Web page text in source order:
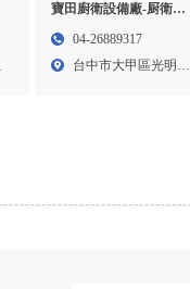
寶田廚衛設備廠-厨衛設
備,廚衛設備廠商,大甲廚
04-26889317
台中市大甲區光明路